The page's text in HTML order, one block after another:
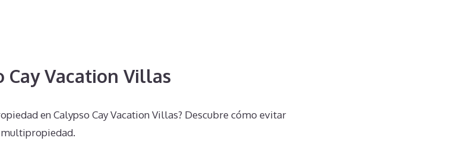
Cay Vacation Villas
en Calypso Cay Vacation Villas? Descubre cómo evitar